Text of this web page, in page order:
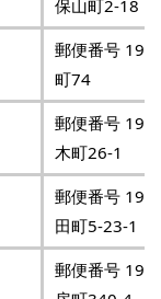
保山町2-18
郵便番号
町74
郵便番号
木町26-1
郵便番号
田町5-23-1
郵便番号